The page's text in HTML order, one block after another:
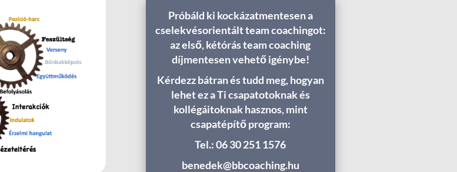
Próbáld ki kockázatmentesen a
cselekvésorientált team coachingot:
az első, kétórás team coaching
díjmentesen vehető igénybe!
Kérdezz bátran és tudd meg, hogyan
lehet ez a Ti csapatotoknak és
kollégáitoknak hasznos, mint
csapatépítő program:
Tel.: 06 30 251 1576
benedek@bbcoaching.hu